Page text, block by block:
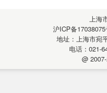
上海
沪ICP备
地址：上海市宛
电话：021-
@